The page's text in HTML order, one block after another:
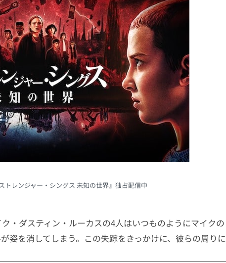
トレンジャー・シングス 未知の世界』独占配信中
・ダスティン・ルーカスの4人はいつものようにマイクの
姿を消してしまう。この失踪をきっかけに、彼らの周りに